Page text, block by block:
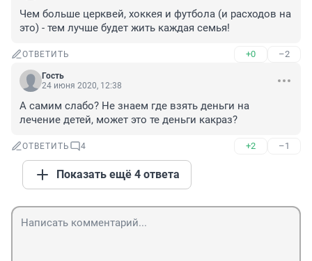
Чем больше церквей, хоккея и футбола (и расходов на
это) - тем лучше будет жить каждая семья!
ОТВЕТИТЬ +0 –2
Гость
24 июня 2020, 12:38
А самим слабо? Не знаем где взять деньги на
лечение детей, может это те деньги какраз?
ОТВЕТИТЬ 4 +2 –1
Показать ещё 4 ответа